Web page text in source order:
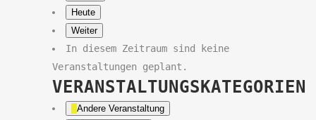
Heute
Weiter
In diesem Zeitraum sind keine
Veranstaltungen geplant.
VERANSTALTUNGSKATEGORIEN
Andere Veranstaltung